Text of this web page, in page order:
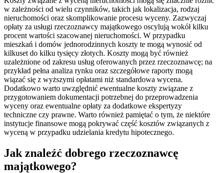
w zależności od wielu czynników, takich jak lokalizacja, rodzaj
nieruchomości oraz skomplikowanie procesu wyceny. Zazwyczaj
opłaty za usługi rzeczoznawcy majątkowego oscylują wokół kilku
procent wartości szacowanej nieruchomości. W przypadku
mieszkań i domów jednorodzinnych koszty te mogą wynosić od
kilkuset do kilku tysięcy złotych. Koszty mogą być również
uzależnione od zakresu usług oferowanych przez rzeczoznawcę; na
przykład pełna analiza rynku oraz szczegółowe raporty mogą
wiązać się z wyższymi opłatami niż standardowa wycena.
Dodatkowo warto uwzględnić ewentualne koszty związane z
przygotowaniem dokumentacji potrzebnej do przeprowadzenia
wyceny oraz ewentualne opłaty za dodatkowe ekspertyzy
techniczne czy prawne. Warto również pamiętać o tym, że niektóre
instytucje finansowe mogą pokrywać część kosztów związanych z
wyceną w przypadku udzielania kredytu hipotecznego.
Jak znaleźć dobrego rzeczoznawcę
majątkowego?